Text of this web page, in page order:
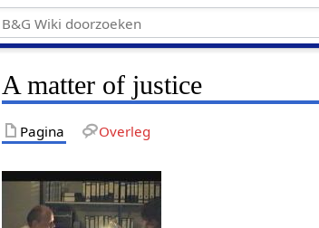
A matter of justice
Pagina Overleg